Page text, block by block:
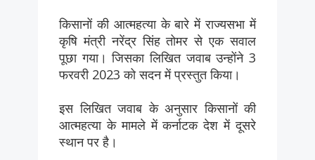
किसानों की आत्महत्या के बारे में राज्यसभा में
कृषि मंत्री नरेंद्र सिंह तोमर से एक सवाल
पूछा गया। जिसका लिखित जवाब उन्होंने 3
फरवरी 2023 को सदन में प्रस्तुत किया।
इस लिखित जवाब के अनुसार किसानों की
आत्महत्या के मामले में कर्नाटक देश में दूसरे
स्थान पर है।